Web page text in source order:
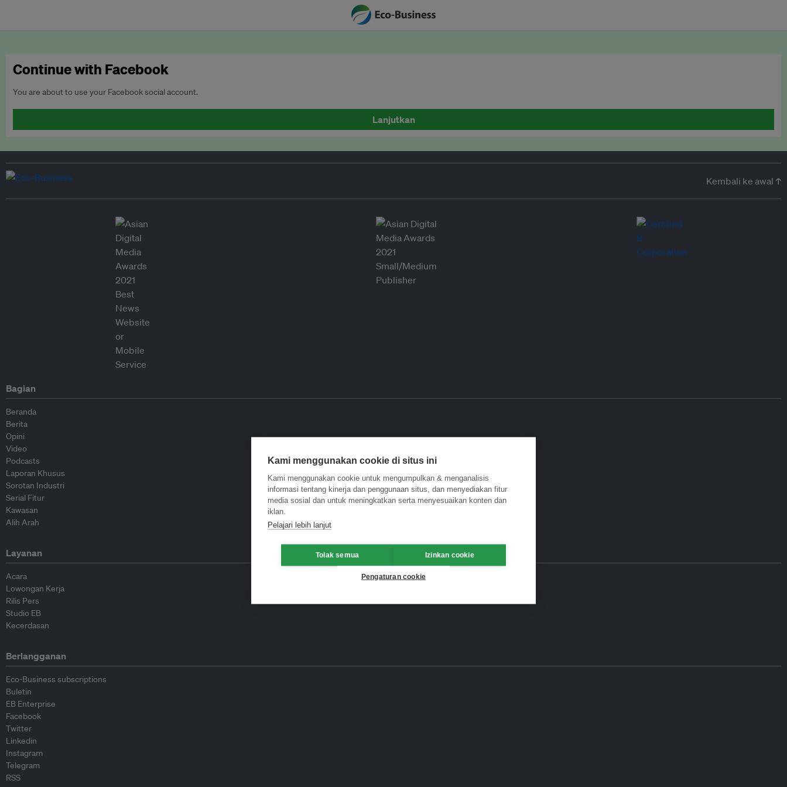
Continue with Facebook
You are about to use your Facebook social account.
Lanjutkan
Kembali ke awal ↑
Bagian
Beranda
Berita
Opini
Video
Podcasts
Laporan Khusus
Sorotan Industri
Serial Fitur
Kawasan
Alih Arah
Layanan
Acara
Lowongan Kerja
Rilis Pers
Studio EB
Kecerdasan
Berlangganan
Eco-Business subscriptions
Buletin
EB Enterprise
Facebook
Twitter
Linkedin
Instagram
Telegram
RSS
Kami menggunakan cookie di situs ini
Kami menggunakan cookie untuk mengumpulkan & menganalisis
informasi tentang kinerja dan penggunaan situs, dan menyediakan fitur
media sosial dan untuk meningkatkan serta menyesuaikan konten dan
iklan.
Pelajari lebih lanjut
Tolak semua Izinkan cookie
Pengaturan cookie